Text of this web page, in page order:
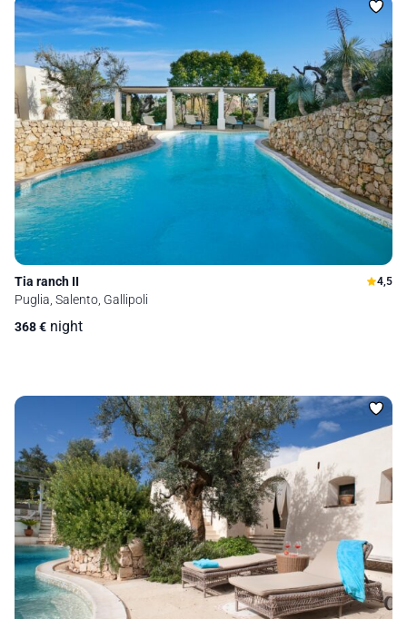
Tia ranch II 4,5
Puglia, Salento, Gallipoli
368€ night